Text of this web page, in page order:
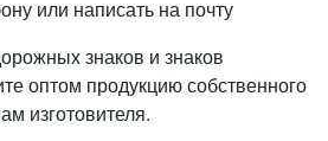
или написать на почту
знаков и знаков
оптом продукцию собственного
изготовителя.